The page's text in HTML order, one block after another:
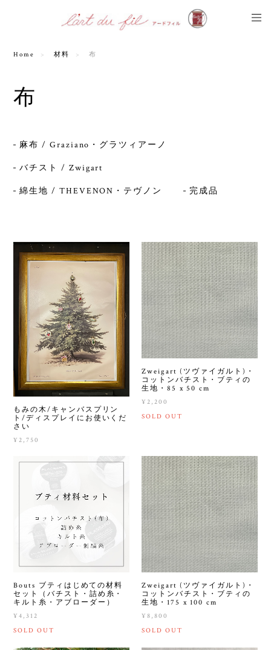
Home 材料 布
布
麻布 / Graziano・グラツィアーノ
バチスト / Zwigart
綿生地 / THEVENON・テヴノン 完成品
もみの木/キャンバスプリン
ト/ディスプレイにお使いくだ
さい
¥2,750
Zweigart (ツヴァイガルト)・
コットンバチスト・ブティの
生地・85 x 50 cm
¥2,200
SOLD OUT
Bouts ブティはじめての材料
セット（バチスト・詰め糸・
キルト糸・アブローダー）
¥4,312
SOLD OUT
Zweigart (ツヴァイガルト)・
コットンバチスト・ブティの
生地・175 x 100 cm
¥8,800
SOLD OUT